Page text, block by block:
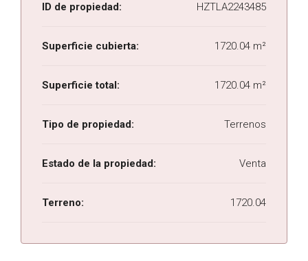
ID de propiedad: HZTLA2243485
Superficie cubierta: 1720.04 m²
Superficie total: 1720.04 m²
Tipo de propiedad: Terrenos
Estado de la propiedad: Venta
Terreno: 1720.04